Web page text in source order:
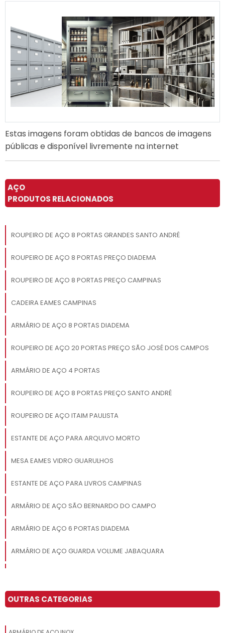
Estas imagens foram obtidas de bancos de imagens
públicas e disponível livremente na internet
AÇO
PRODUTOS RELACIONADOS
ROUPEIRO DE AÇO 8 PORTAS GRANDES SANTO ANDRÉ
ROUPEIRO DE AÇO 8 PORTAS PREÇO DIADEMA
ROUPEIRO DE AÇO 8 PORTAS PREÇO CAMPINAS
CADEIRA EAMES CAMPINAS
ARMÁRIO DE AÇO 8 PORTAS DIADEMA
ROUPEIRO DE AÇO 20 PORTAS PREÇO SÃO JOSÉ DOS CAMPOS
ARMÁRIO DE AÇO 4 PORTAS
ROUPEIRO DE AÇO 8 PORTAS PREÇO SANTO ANDRÉ
ROUPEIRO DE AÇO ITAIM PAULISTA
ESTANTE DE AÇO PARA ARQUIVO MORTO
MESA EAMES VIDRO GUARULHOS
ESTANTE DE AÇO PARA LIVROS CAMPINAS
ARMÁRIO DE AÇO SÃO BERNARDO DO CAMPO
ARMÁRIO DE AÇO 6 PORTAS DIADEMA
ARMÁRIO DE AÇO GUARDA VOLUME JABAQUARA
ARMÁRIO DE AÇO PREÇO
OUTRAS CATEGORIAS